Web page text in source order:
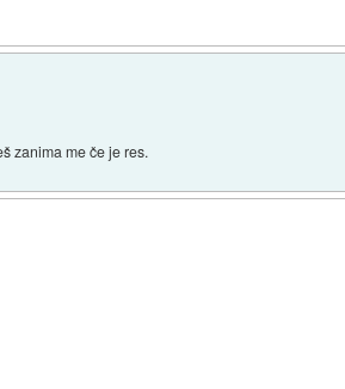
zanima me če je res.